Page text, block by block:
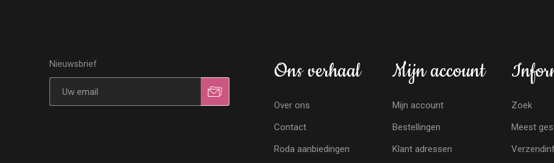
Nieuwsbrief Ons verhaal
Over ons
Contact
Roda aanbiedingen
Mijn account
Mijn account
Bestellingen
Klant adressen
Zoek
Meest